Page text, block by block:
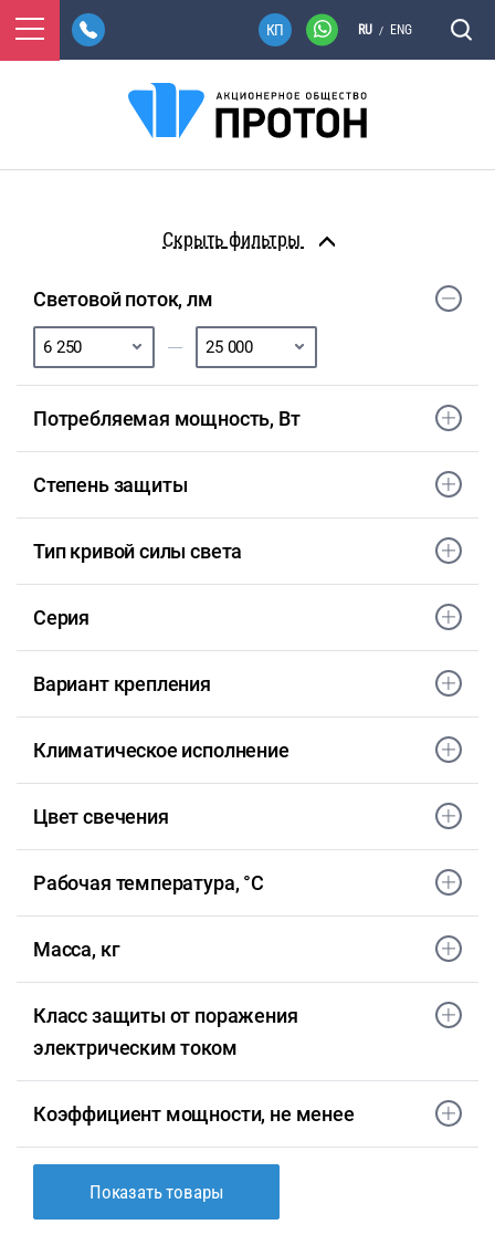
RU / ENG
фильтры
Световой поток, лм
Потребляемая мощность, Вт
Степень защиты
Тип кривой силы света
Серия
Вариант крепления
Климатическое исполнение
Цвет свечения
Рабочая температура, °С
Масса, кг
Класс защиты от поражения
электрическим током
Коэффициент мощности, не менее
Показать товары